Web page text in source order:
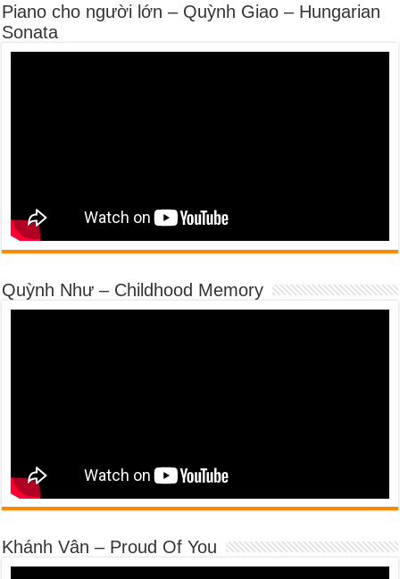
Piano cho người lớn – Quỳnh Giao – Hungarian
Sonata
Quỳnh Như – Childhood Memory
Khánh Vân – Proud Of You